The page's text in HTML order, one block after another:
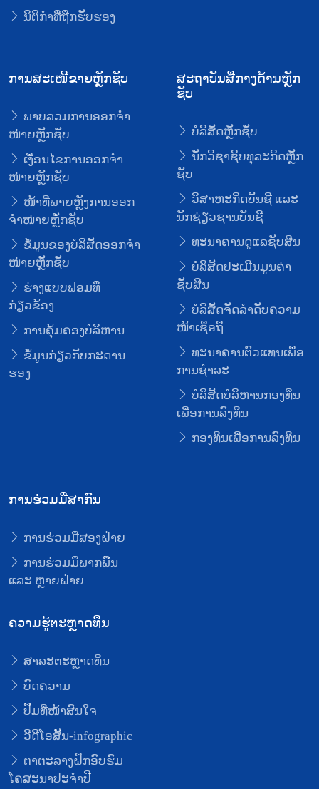
ນິຕິກໍາທີ່ຖືກຮັບຮອງ
ການສະເໜີຂາຍຫຼັກຊັບ
ພາບລວມການອອກຈໍາ
ໜ່າຍຫຼັກຊັບ
ເງື່ອນໄຂການອອກຈໍາ
ໜ່າຍຫຼັກຊັບ
ໜ້າທີ່ພາຍຫຼັງການອອກ
ຈໍາໜ່າຍຫຼັໍກຊັບ
ຂໍ້ມູນຂອງບໍລິສັດອອກຈໍາ
ໜ່າຍຫຼັກຊັບ
ຮ່າງແບບຟອມທີ່
ກ່ຽວຂ້ອງ
ການຄຸ້ມຄອງບໍລິຫານ
ຂໍ້ມູນກ່ຽວກັບກະດານ
ຮອງ
ສະຖາບັນສື່ກາງດ້ານຫຼັກ
ຊັບ
ບໍລິສັດຫຼັກຊັບ
ນັກວິຊາຊີບທຸລະກິດຫຼັກ
ຊັບ
ວິສາຫະກິດບັນຊີ ແລະ
ນັກຊ່ຽວຊານບັນຊີ
ທະນາຄານດູແລຊັບສິນ
ບໍລິສັດປະເມີນມູນຄ່າ
ຊັບສິນ
ບໍລິສັດຈັດລໍາດັບຄວາມ
ໜ້າເຊື່ອຖື
ທະນາຄານຕົວແທນເພື່ອ
ການຊໍາລະ
ບໍລິສັດບໍລິຫານກອງທຶນ
ເພື່ອການລົງທຶນ
ກອງທຶນເພື່ອການລົງທຶນ
ການຮ່ວມມືສາກົນ
ການຮ່ວມມືສອງຝ່າຍ
ການຮ່ວມມືພາກພື້ນ
ແລະ ຫຼາຍຝ່າຍ
ຄວາມຮູ້ຕະຫຼາດທຶນ
ສາລະຕະຫຼາດທຶນ
ບົດຄວາມ
ປຶ້ມທີ່ໜ້າສົນໃຈ
ວີດີໂອສັ້ນ-infographic
ຕາຕະລາງຝຶກອົບຮົມ
ໂຄສະນາປະຈຳປີ